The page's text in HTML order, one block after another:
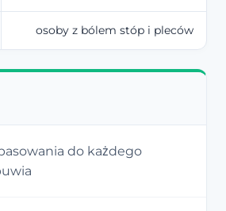
osoby z bólem stóp i pleców
do każdego